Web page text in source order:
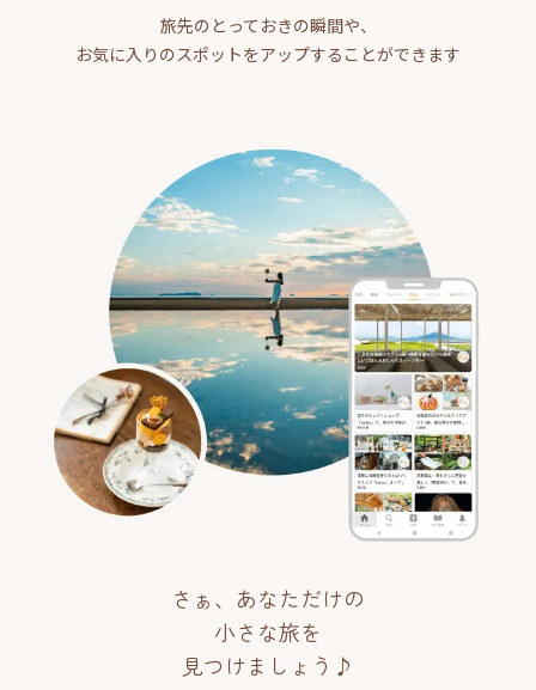
旅先のとっておきの瞬間や、
お気に入りのスポットをアップすることができます
さぁ、あなただけの
小さな旅を
見つけましょう♪